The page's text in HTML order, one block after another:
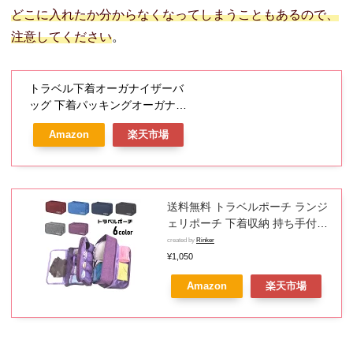
どこに入れたか分からなくなってしまうこともあるので、
注意してください。
トラベル下着オーガナイザーバ
ッグ 下着パッキングオーガナイ
ザー 軽量 下着収納袋 パッキング
旅行用 収納袋 出張 パッキングキ
量
Amazon 楽天市場
送料無料 トラベルポーチ ランジ
ェリポーチ 下着収納 持ち手付き
長方形 ファスナー トラベルバッ
グ 大容量 旅行 衣類収納 着替え
小物収納 内ポケット付き 小分け
整理整頓 トラベル用品 持ち運び
created by Rinker
¥1,050
Amazon 楽天市場